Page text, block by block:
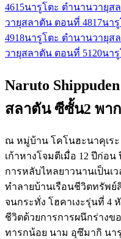
4615นารูโตะ ตำนานวายุส
วายุสลาตัน ตอนที่ 4817นา
4918นารูโตะ ตำนานวายุส
วายุสลาตัน ตอนที่ 51 20นา
Naruto
สลาตัน ซีซั้น2 พา
ณ หมู่บ้าน โคโนฮะนาคุเร
เก้าหางโจมตีเมื่อ 12 ปีก่อ
การหลับไหลยาวนานเป็นเ
ทำลายบ้านเรือนชีวิตทรัพ
จนกระทั่ง โฮคาเงะรุ่นที่ 4
ชีวิตด้วยการการผนึกร่างข
ทารกน้อย นาม อุซึมากิ นา